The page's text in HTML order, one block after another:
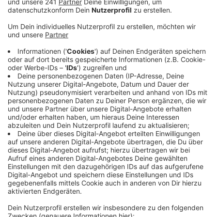
Veröffentlicht:Freitag, 29.05.2026 11:21
Anzeige
Dass die Arbeitslosenquote bei uns im Kreis auf jetzt
5,7 Prozent gesunken ist, liegt vor allem daran, dass
die Firmen wieder kräftiger einstellen. Allein im Mai
wurden der Arbeitsagentur über 320 neue, freie
Stellen aus dem Kreis Euskirchen gemeldet - das ist
ein Plus von fast 40 Prozent im Vergleich zum April.
Insgesamt gibt es bei uns aktuell über 1.500 offene
Jobs. Gute Nachrichten gibt es auch für alle jungen
Menschen, die noch auf der Suche nach einem Start
ins Berufsleben sind: Für diesen Sommer gibt es laut
380 freie und unbesetzte Ausbildungsplätze.